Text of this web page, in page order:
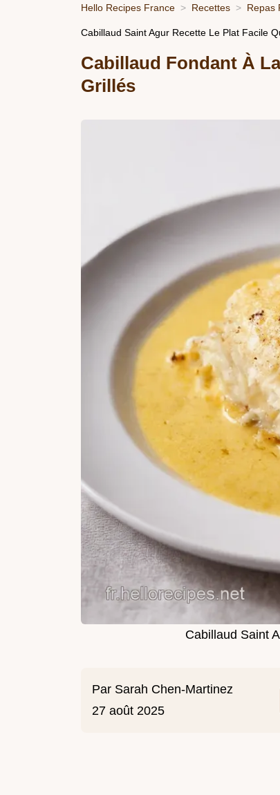
Hello Recipes France Recettes Repas
Cabillaud Saint Agur Recette Le Plat Facile
Cabillaud Fondant À
Grillés
Cabillaud Saint
Par Sarah Chen-Martinez
27 août 2025